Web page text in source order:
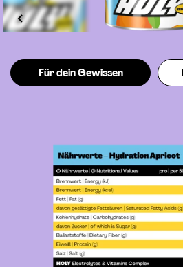
Für dein Gewissen